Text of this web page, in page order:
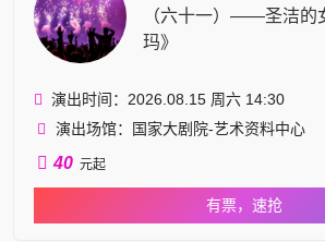
（六十一）——圣洁的
玛》
演出时间：2026.08.15 周六 14:30
演出场馆：国家大剧院-艺术资料中心
40 元起
有票，速抢